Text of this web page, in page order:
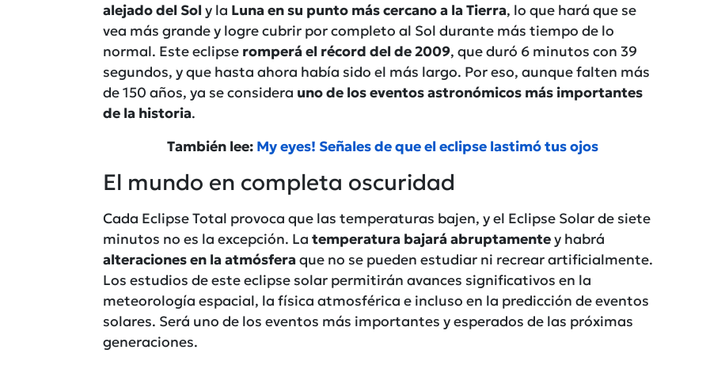
alejado del Sol y la Luna en su punto más cercano a la Tierra, lo que hará que se
vea más grande y logre cubrir por completo al Sol durante más tiempo de lo
normal. Este eclipse romperá el récord del de 2009, que duró 6 minutos con 39
segundos, y que hasta ahora había sido el más largo. Por eso, aunque falten más
de 150 años, ya se considera uno de los eventos astronómicos más importantes
de la historia.
También lee: My eyes! Señales de que el eclipse lastimó tus ojos
El mundo en completa oscuridad
Cada Eclipse Total provoca que las temperaturas bajen, y el Eclipse Solar de siete
minutos no es la excepción. La temperatura bajará abruptamentey habrá
alteraciones en la atmósfera que no se pueden estudiar ni recrear artificialmente.
Los estudios de este eclipse solar permitirán avances significativos en la
meteorología espacial, la física atmosférica e incluso en la predicción de eventos
solares. Será uno de los eventos más importantes y esperados de las próximas
generaciones.